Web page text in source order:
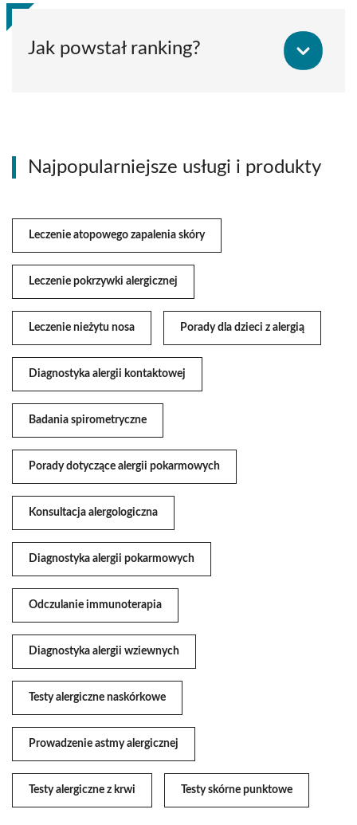
Jak powstał ranking?
Najpopularniejsze usługi i produkty
Leczenie atopowego zapalenia skóry
Leczenie pokrzywki alergicznej
Leczenie nieżytu nosa Porady dla dzieci z alergią
Diagnostyka alergii kontaktowej
Badania spirometryczne
Porady dotyczące alergii pokarmowych
Konsultacja alergologiczna
Diagnostyka alergii pokarmowych
Odczulanie immunoterapia
Diagnostyka alergii wziewnych
Testy alergiczne naskórkowe
Prowadzenie astmy alergicznej
Testy alergiczne z krwi Testy skórne punktowe